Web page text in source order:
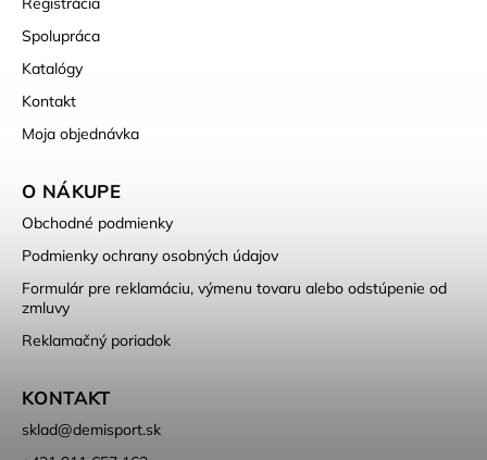
Spolupráca
Katalógy
Kontakt
Moja objednávka
O NÁKUPE
Obchodné podmienky
Podmienky ochrany osobných údajov
Formulár pre reklamáciu, výmenu tovaru alebo odstúpenie od
zmluvy
Reklamačný poriadok
KONTAKT
sklad@demisport.sk